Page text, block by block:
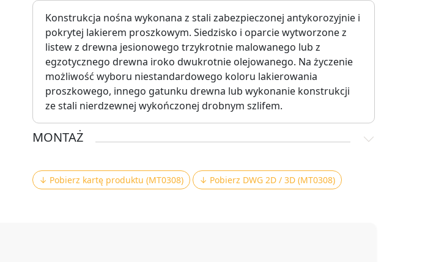
Konstrukcja nośna wykonana z stali zabezpieczonej antykorozyjnie i
pokrytej lakierem proszkowym. Siedzisko i oparcie wytworzone z
listew z drewna jesionowego trzykrotnie malowanego lub z
egzotycznego drewna iroko dwukrotnie olejowanego. Na życzenie
możliwość wyboru niestandardowego koloru lakierowania
proszkowego, innego gatunku drewna lub wykonanie konstrukcji
ze stali nierdzewnej wykończonej drobnym szlifem.
MONTAŻ
↓ Pobierz kartę produktu (MT0308) ↓ Pobierz DWG 2D / 3D (MT0308)